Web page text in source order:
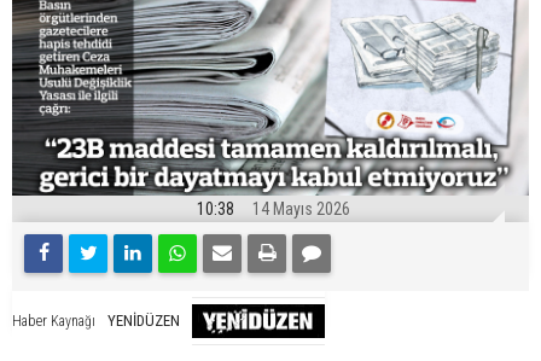
10:38 14 Mayıs 2026
Haber Kaynağı YENİDÜZEN